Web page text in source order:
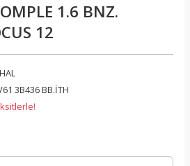
1.6 BNZ.
12
3B436 BB.İTH